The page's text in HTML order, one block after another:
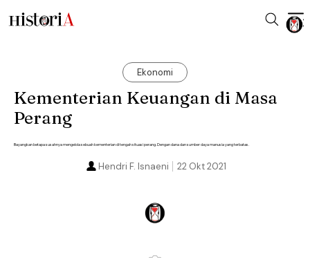
Ekonomi
Kementerian Keuangan di Masa
Perang
Bayangkan betapa susahnya mengelola sebuah kementerian di tengah situasi perang. Dengan dana dan sumber daya manusia yang terbatas.
22 Okt 2021
Hendri F. Isnaeni